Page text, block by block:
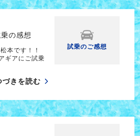
の感想
本です！！
ギアにご試乗
づきを読む
試乗のご感想